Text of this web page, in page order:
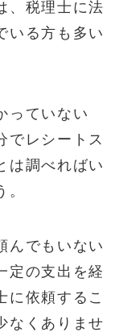
、税理士に法
いる方も多い
っていない
でレシートス
は調べればい
んでもいない
定の支出を経
に依頼するこ
なくありませ